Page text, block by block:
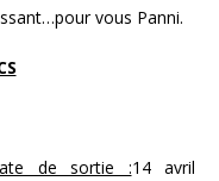
vous Panni.
de sortie :14 avril